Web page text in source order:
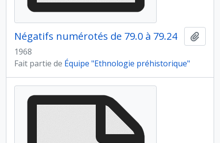
Négatifs numérotés de 79.0 à 79.24
1968
Fait partie de Équipe "Ethnologie préhistorique"